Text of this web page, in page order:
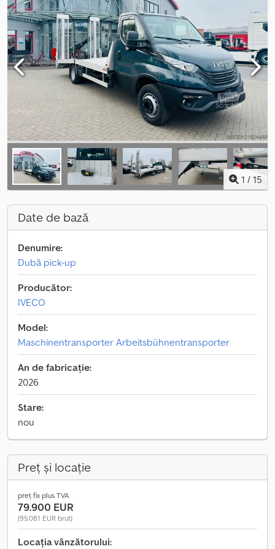
1 / 15
Date de bază
Denumire:
Dubă pick-up
Producător:
IVECO
Model:
Maschinentransporter Arbeitsbühnentransporter
An de fabricație:
2026
Stare:
nou
Preț și locație
preț fix plus TVA
79.900 EUR
(95.081 EUR brut)
Locația vânzătorului: